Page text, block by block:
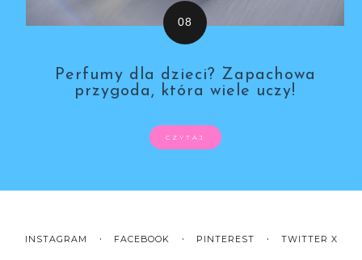
Perfumy dla dzieci? Zapachowa
przygoda, która wiele uczy!
CZYTAJ
INSTAGRAM FACEBOOK PINTEREST TWITTER X